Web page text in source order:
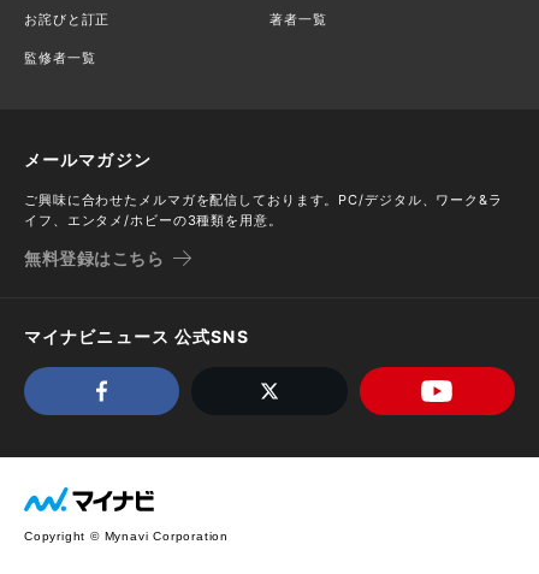
お詫びと訂正 著者一覧
監修者一覧
メールマガジン
ご興味に合わせたメルマガを配信しております。PC/デジタル、ワーク&ラ
イフ、エンタメ/ホビーの3種類を用意。
無料登録はこちら
マイナビニュース 公式SNS
Copyright © Mynavi Corporation